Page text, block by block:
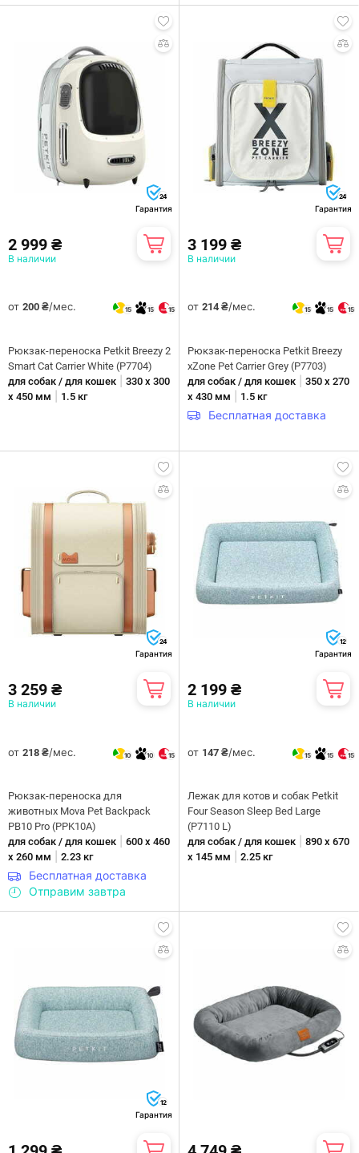
24
Гарантия
2 999 ₴
В наличии
от 200 ₴/мес. 15 15 15
Рюкзак-переноска Petkit Breezy 2
Smart Cat Carrier White (P7704)
для собак / для кошек
330 х 300
х 450 мм
1.5 кг
24
Гарантия
3 199 ₴
В наличии
от 214 ₴/мес. 15 15 15
Рюкзак-переноска Petkit Breezy
xZone Pet Carrier Grey (P7703)
для собак / для кошек
350 x 270
x 430 мм
1.5 кг
Бесплатная доставка
24
Гарантия
3 259 ₴
В наличии
от 218 ₴/мес. 10 10 15
Рюкзак-переноска для
животных Mova Pet Backpack
PB10 Pro (PPK10A)
для собак / для кошек
600 х 460
х 260 мм
2.23 кг
Бесплатная доставка
Отправим завтра
12
Гарантия
2 199 ₴
В наличии
от 147 ₴/мес. 15 15 15
Лежак для котов и собак Petkit
Four Season Sleep Bed Large
(P7110 L)
для собак / для кошек
890 х 670
х 145 мм
2.25 кг
12
Гарантия